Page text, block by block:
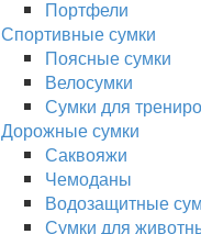
Портфели
Спортивные сумки
Поясные сумки
Велосумки
Сумки для
Дорожные сумки
Саквояжи
Чемоданы
Водозащитные
Сумки для